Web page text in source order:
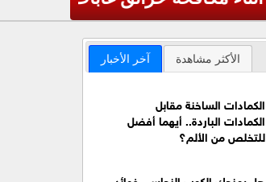
آخر الأخبار الأكثر مشاهدة
الكمادات الساخنة مقابل
الكمادات الباردة.. أيهما أفضل
للتخلص من الألم؟